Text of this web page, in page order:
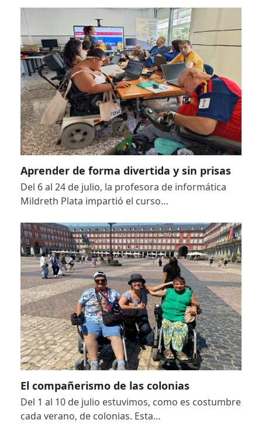
Aprender de forma divertida y sin prisas
Del 6 al 24 de julio, la profesora de informática
Mildreth Plata impartió el curso…
El compañerismo de las colonias
Del 1 al 10 de julio estuvimos, como es costumbre
cada verano, de colonias. Esta…